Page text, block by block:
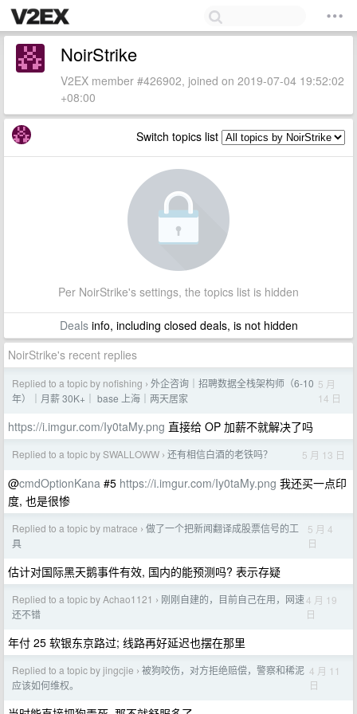
NoirStrike
V2EX member #426902, joined on 2019-07-04 19:52:02
+08:00
Switch topics list
Per NoirStrike's settings, the topics list is hidden
Dealsinfo, including closed deals, is not hidden
NoirStrike's recent replies
Replied to a topic by nofishing › 外企咨询｜招聘数据全栈架构师（6-10
年）｜月薪 30K+｜ base 上海｜两天居家
5 月
14 日
https://i.imgur.com/Iy0taMy.png 直接给 OP 加薪不就解决了吗
Replied to a topic by SWALLOWW › 还有相信白酒的老铁吗？ 5 月 13 日
@cmdOptionKana #5 https://i.imgur.com/Iy0taMy.png 我还买一点印
度, 也是很惨
Replied to a topic by matrace › 做了一个把新闻翻译成股票信号的工
具
5 月 4
日
估计对国际黑天鹅事件有效, 国内的能预测吗? 表示存疑
Replied to a topic by Achao1121 › 刚刚自建的，目前自己在用，网速
还不错
4 月 19
日
年付 25 软银东京路过; 线路再好延迟也摆在那里
Replied to a topic by jingcjie › 被狗咬伤，对方拒绝赔偿，警察和稀泥
应该如何维权。
4 月 11
日